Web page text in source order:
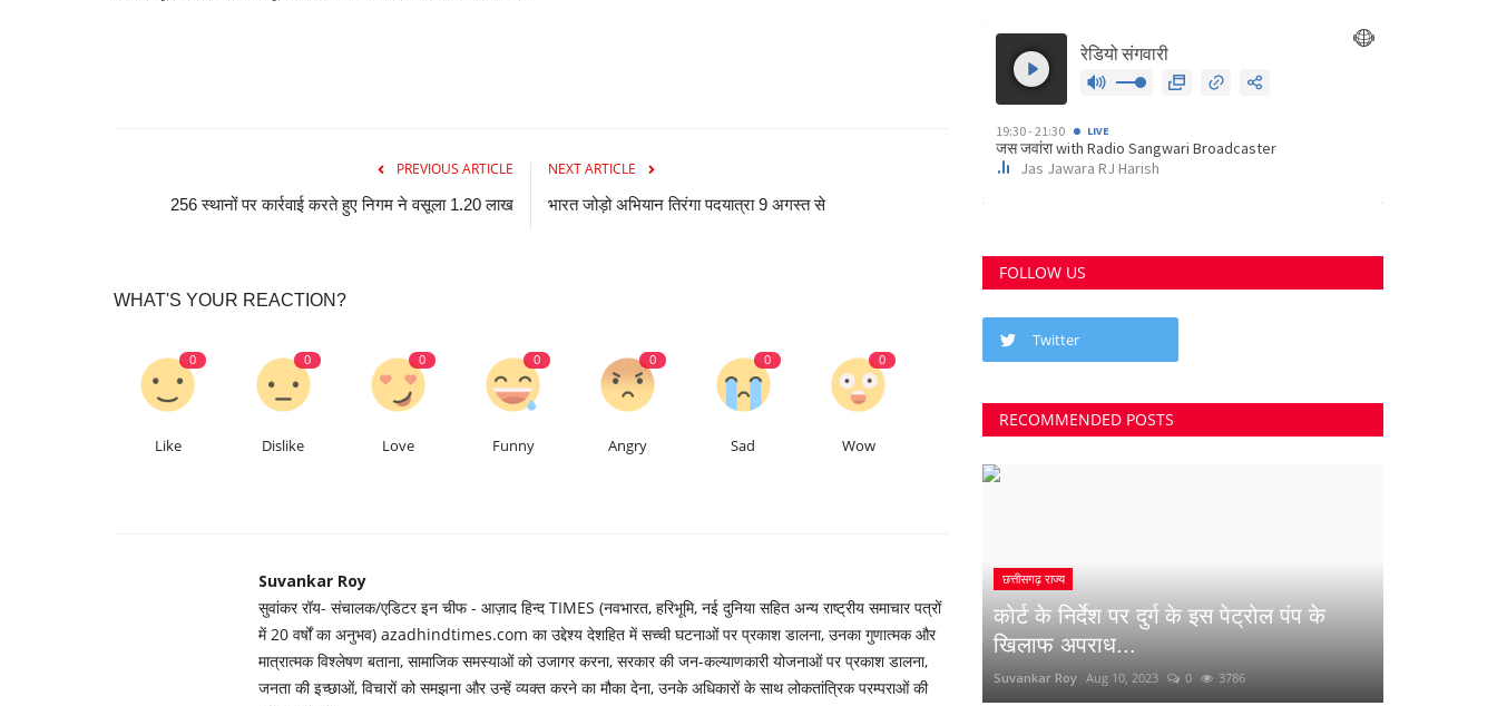
PREVIOUS ARTICLE
256 स्थानों पर कार्रवाई करते हुए निगम ने वसूला 1.20 लाख
NEXT ARTICLE
भारत जोड़ो अभियान तिरंगा पदयात्रा 9 अगस्त से
WHAT'S YOUR REACTION?
0
Like
0
Dislike
0
Love
0
Funny
0
Angry
0
Sad
0
Wow
Suvankar Roy
सुवांकर रॉय- संचालक/एडिटर इन चीफ - आज़ाद हिन्द TIMES (नवभारत, हरिभूमि, नई दुनिया सहित अन्य राष्ट्रीय समाचार पत्रों
में 20 वर्षों का अनुभव) azadhindtimes.com का उद्देश्य देशहित में सच्ची घटनाओं पर प्रकाश डालना, उनका गुणात्मक और
मात्रात्मक विश्लेषण बताना, सामाजिक समस्याओं को उजागर करना, सरकार की जन-कल्याणकारी योजनाओं पर प्रकाश डालना,
जनता की इच्छाओं, विचारों को समझना और उन्हें व्यक्त करने का मौका देना, उनके अधिकारों के साथ लोकतांत्रिक परम्पराओं की
FOLLOW US
Twitter
RECOMMENDED POSTS
छत्तीसगढ़ राज्य
कोर्ट के निर्देश पर दुर्ग के इस पेट्रोल पंप के
खिलाफ अपराध...
Suvankar Roy Aug 10, 2023 0 3786